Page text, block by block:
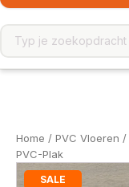
Home / PVC Vloeren /
PVC-Plak
SALE